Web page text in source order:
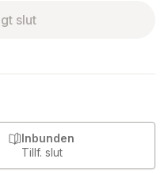
slut
Inbunden
Tillf. slut